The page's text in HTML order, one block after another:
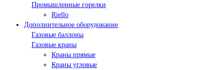
Промышленные горелки
Riello
Дополнительное оборудование
Газовые баллоны
Газовые краны
Краны прямые
Краны угловые